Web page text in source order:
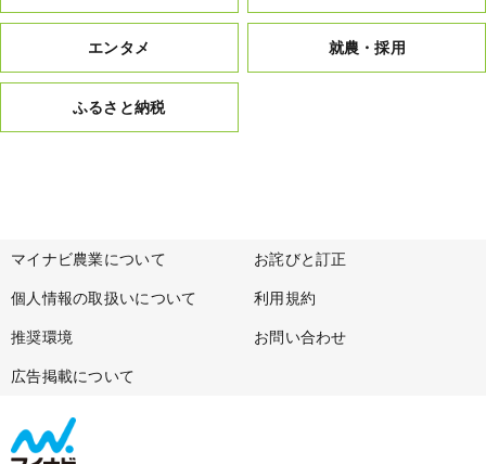
エンタメ 就農・採用
ふるさと納税
マイナビ農業について お詫びと訂正
個人情報の取扱いについて 利用規約
推奨環境 お問い合わせ
広告掲載について